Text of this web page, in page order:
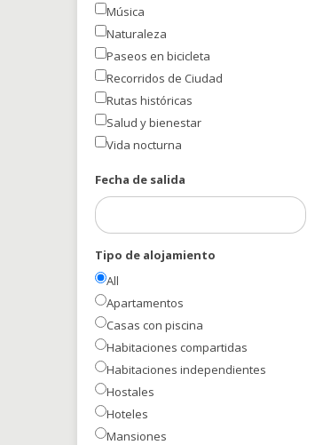
Tipo de alojamiento
All
Apartamentos
Casas con piscina
Habitaciones compartidas
Habitaciones independientes
Hostales
Hoteles
Mansiones
Música
Naturaleza
Paseos en bicicleta
Recorridos de Ciudad
Rutas históricas
Salud y bienestar
Vida nocturna
Fecha de salida